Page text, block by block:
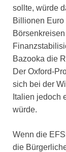
sollte, würde
Billionen Euro
Bazooka die
Der Oxford-
sich bei der
Italien jedoch
würde.
Wenn die
die